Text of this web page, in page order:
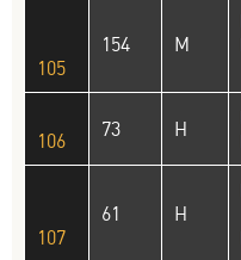
105
154 M
106 73 H
107
61 H